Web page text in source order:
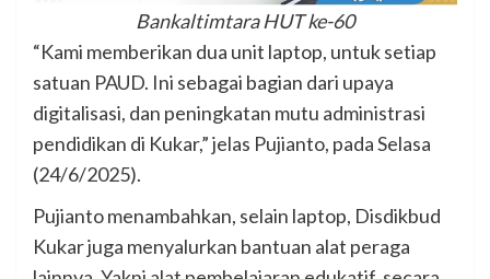
Bankaltimtara HUT ke-60
“Kami memberikan dua unit laptop, untuk setiap
satuan PAUD. Ini sebagai bagian dari upaya
digitalisasi, dan peningkatan mutu administrasi
pendidikan di Kukar,” jelas Pujianto, pada Selasa
(24/6/2025).
Pujianto menambahkan, selain laptop, Disdikbud
Kukar juga menyalurkan bantuan alat peraga